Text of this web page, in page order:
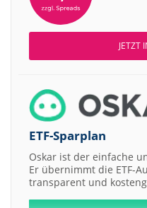
JETZT
ETF-Sparplan
Oskar ist der einfache
Er übernimmt die ETF-
transparent und